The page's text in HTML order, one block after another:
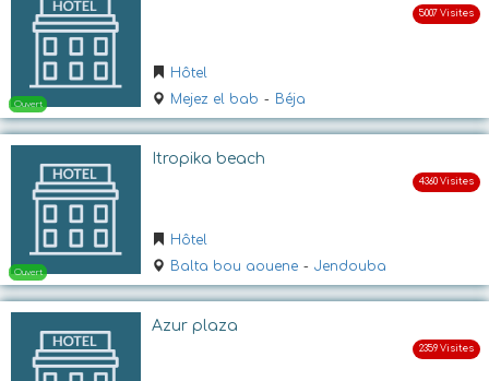
Ouvert
Hôtel
Mejez el bab - Béja
Itropika beach
Hôtel
Balta bou aouene - Jendouba
Azur plaza